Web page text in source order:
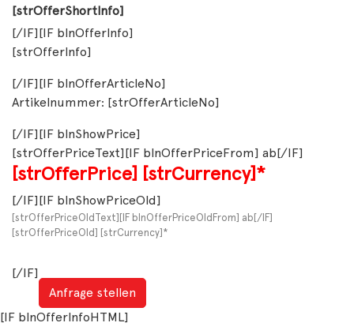
[strOfferShortInfo]
[/IF][IF blnOfferInfo]
[strOfferInfo]
[/IF][IF blnOfferArticleNo]
Artikelnummer: [strOfferArticleNo]
[/IF][IF blnShowPrice]
[strOfferPriceText][IF blnOfferPriceFrom] ab[/IF]
[strOfferPrice] [strCurrency]*
[/IF][IF blnShowPriceOld]
[strOfferPriceOldText][IF blnOfferPriceOldFrom] ab[/IF]
[strOfferPriceOld] [strCurrency]*
[/IF]
Anfrage stellen
[IF blnOfferInfoHTML]